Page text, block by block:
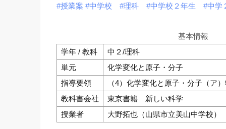
#授業案 #中学校 #理科 #中学校２年生 #中学
基本情報
学年 / 教科
中２/理科
単元
化学変化と原子・分子
指導要領
（4）化学変化と原子・分子（ア
教科書会社
東京書籍 新しい科学
授業者
大野拓也（山県市立美山中学校）